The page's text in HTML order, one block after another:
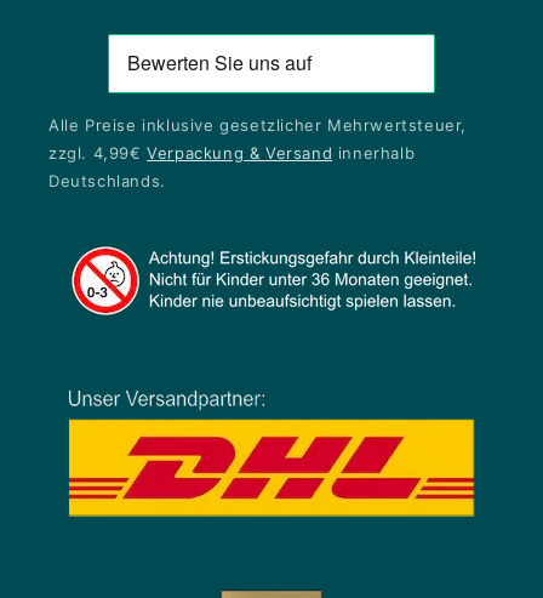
Alle Preise inklusive gesetzlicher Mehrwertsteuer,
zzgl. 4,99€Verpackung & Versand innerhalb
Deutschlands.